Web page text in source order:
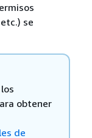
se
obtener
de